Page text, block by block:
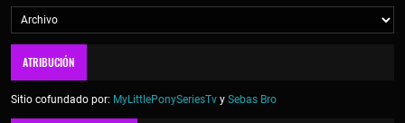
ATRIBUCIÓN
Sitio cofundado por: MyLittlePonySeriesTv y Sebas Bro